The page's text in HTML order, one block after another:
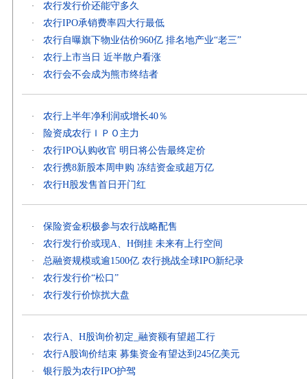
· 农行发行价还能守多久
· 农行IPO承销费率四大行最低
· 农行自曝旗下物业估价960亿 排名地产业“老三”
· 农行上市当日 近半散户看涨
· 农行会不会成为熊市终结者
· 农行上半年净利润或增长40％
· 险资成农行ＩＰＯ主力
· 农行IPO认购收官 明日将公告最终定价
· 农行携8新股本周申购 冻结资金或超万亿
· 农行H股发售首日开门红
· 保险资金积极参与农行战略配售
· 农行发行价或现A、H倒挂 未来有上行空间
· 总融资规模或逾1500亿 农行挑战全球IPO新纪录
· 农行发行价“松口”
· 农行发行价惊扰大盘
· 农行A、H股询价初定_融资额有望超工行
· 农行A股询价结束 募集资金有望达到245亿美元
· 银行股为农行IPO护驾